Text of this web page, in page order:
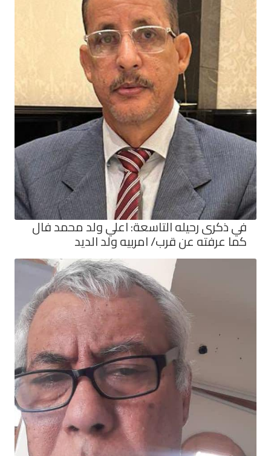
في ذكرى رحيله التاسعة: اعلي ولد محمد فال
كما عرفته عن قرب/ امربيه ولد الديد